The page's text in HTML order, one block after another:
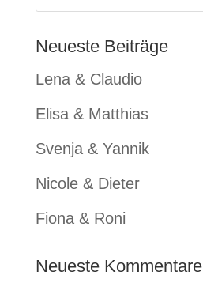
Neueste Beiträge
Lena & Claudio
Elisa & Matthias
Svenja & Yannik
Nicole & Dieter
Fiona & Roni
Neueste Kommentare